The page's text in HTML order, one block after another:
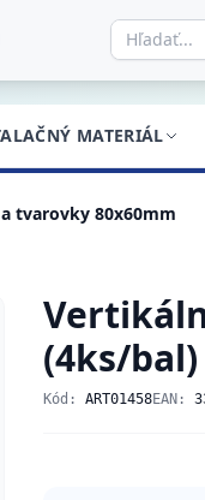
MATERIÁL
tvarovky 80x60mm
(4ks/bal)
Kód:ART01458EAN: